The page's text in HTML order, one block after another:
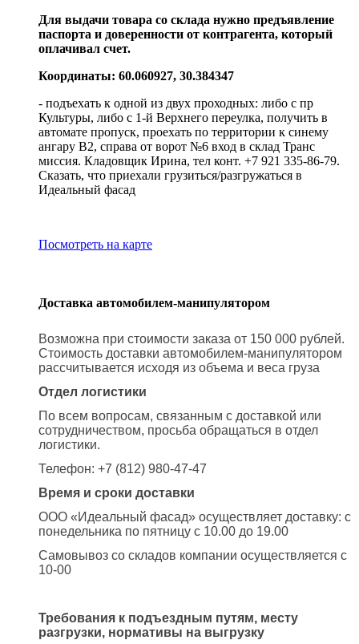
Для выдачи товара со склада нужно предъявление
паспорта и доверенности от контрагента, который
оплачивал счет.
Координаты: 60.060927, 30.384347
- подъехать к одной из двух проходных: либо с пр
Культуры, либо с 1-й Верхнего переулка, получить в
автомате пропуск, проехать по территории к синему
ангару В2, справа от ворот №6 вход в склад Транс
миссия. Кладовщик Ирина, тел конт. +7 921 335-86-79.
Сказать, что приехали грузиться/разгружаться в
Идеальный фасад
Посмотреть на карте
Доставка автомобилем-манипулятором
Возможна при стоимости заказа от 150 000 рублей.
Стоимость доставки автомобилем-манипулятором
рассчитывается исходя из объема и веса груза
Отдел логистики
По всем вопросам, связанным с доставкой или
сотрудничеством, просьба обращаться в отдел
логистики.
Телефон: +7 (812) 980-47-47
Время и сроки доставки
ООО «Идеальный фасад» осуществляет доставку: с
понедельника по пятницу с 10.00 до 19.00
Самовывоз со складов компании осуществляется с
10-00
Требования к подъездным путям, месту
разгрузки, нормативы на выгрузку